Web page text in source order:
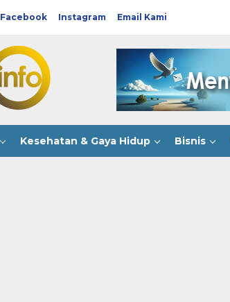
Facebook Instagram Email Kami
Kesehatan & Gaya Hidup Bisnis